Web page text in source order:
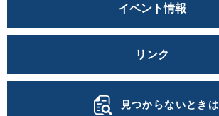
イベント情報
リンク
見つからないときは